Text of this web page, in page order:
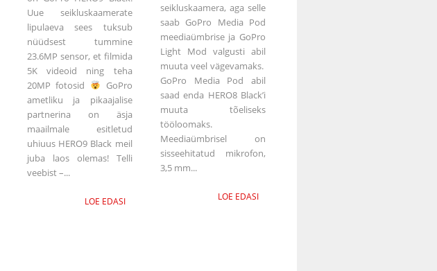
Uue seikluskaamerate
lipulaeva sees tuksub
nüüdsest tummine
23.6MP sensor, et filmida
5K videoid ning teha
20MP fotosid
GoPro
ametliku ja pikaajalise
partnerina on äsja
maailmale esitletud
uhiuus HERO9 Black meil
juba laos olemas! Telli
veebist –...
LOE EDASI
seikluskaamera, aga selle
saab GoPro Media Pod
meediaümbrise ja GoPro
Light Mod valgusti abil
muuta veel vägevamaks.
GoPro Media Pod abil
saad enda HERO8 Black’i
muuta tõeliseks
tööloomaks.
Meediaümbrisel on
sisseehitatud mikrofon,
3,5 mm...
LOE EDASI